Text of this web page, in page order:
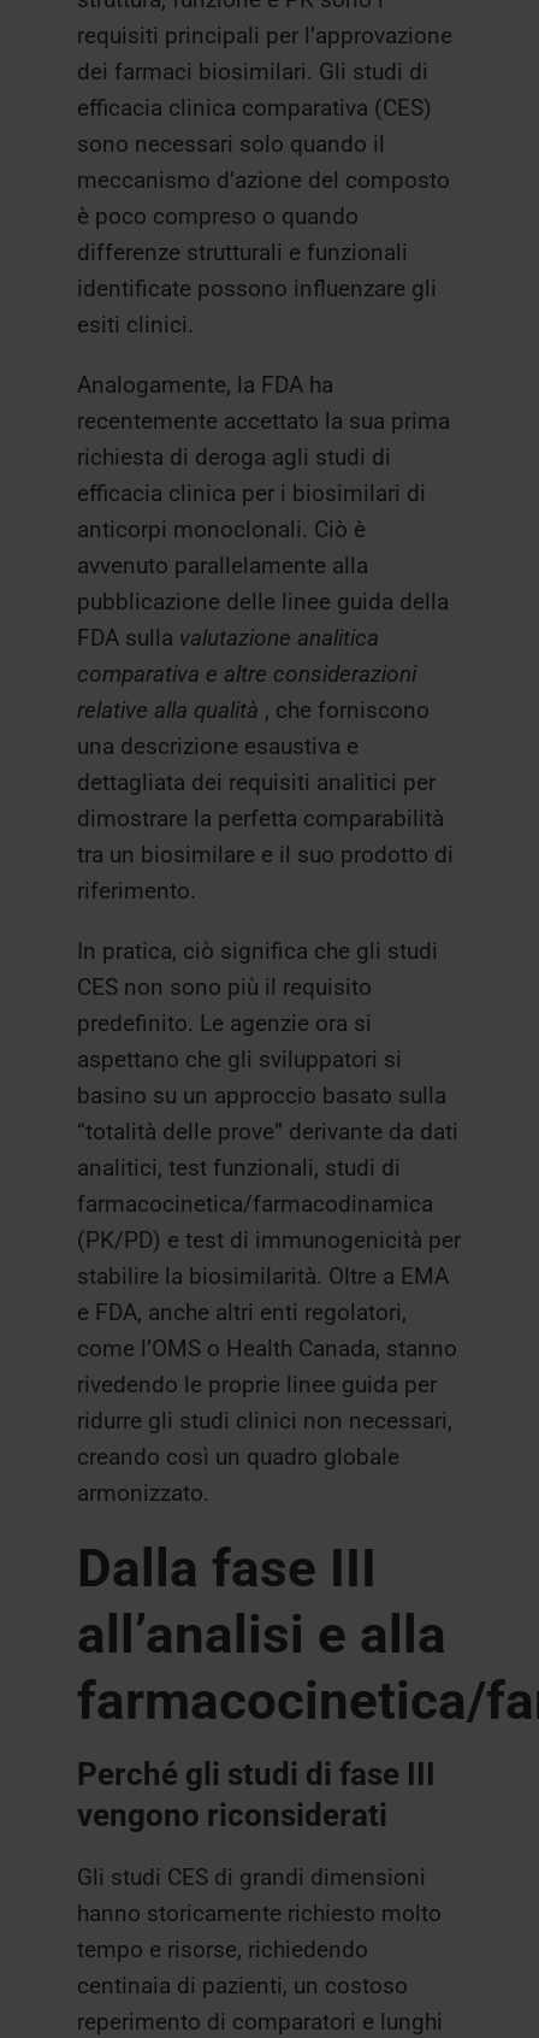
requisiti principali per l’approvazione
dei farmaci biosimilari. Gli studi di
efficacia clinica comparativa (CES)
sono necessari solo quando il
meccanismo d’azione del composto
è poco compreso o quando
differenze strutturali e funzionali
identificate possono influenzare gli
esiti clinici.
Analogamente, la FDA ha
recentemente accettato la sua prima
richiesta di deroga agli studi di
efficacia clinica per i biosimilari di
anticorpi monoclonali. Ciò è
avvenuto parallelamente alla
pubblicazione delle linee guida della
FDA sulla valutazione analitica
comparativa e altre considerazioni
relative alla qualità , che forniscono
una descrizione esaustiva e
dettagliata dei requisiti analitici per
dimostrare la perfetta comparabilità
tra un biosimilare e il suo prodotto di
riferimento.
In pratica, ciò significa che gli studi
CES non sono più il requisito
predefinito. Le agenzie ora si
aspettano che gli sviluppatori si
basino su un approccio basato sulla
“totalità delle prove” derivante da dati
analitici, test funzionali, studi di
farmacocinetica/farmacodinamica
(PK/PD) e test di immunogenicità per
stabilire la biosimilarità. Oltre a EMA
e FDA, anche altri enti regolatori,
come l’OMS o Health Canada, stanno
rivedendo le proprie linee guida per
ridurre gli studi clinici non necessari,
creando così un quadro globale
armonizzato.
Dalla fase III
all’analisi e alla
farmacocinetica/
Perché gli studi di fase III
vengono riconsiderati
Gli studi CES di grandi dimensioni
hanno storicamente richiesto molto
tempo e risorse, richiedendo
centinaia di pazienti, un costoso
reperimento di comparatori e lunghi